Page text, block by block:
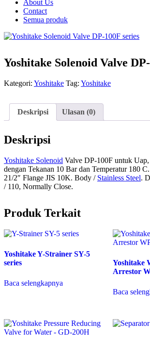
About Us
Contact
Semua produk
Yoshitake Solenoid Valve
Kategori: Yoshitake Tag: Yoshitake
Deskripsi Ulasan (0)
Deskripsi
Yoshitake Solenoid Valve DP-100F untuk
dengan Tekanan 10 Bar dan Temperatur 180
21/2″ Flange JIS 10K. Body / Stainless Steel.
/ 110, Normally Close.
Produk Terkait
Yoshitake Y-Strainer SY-5
series
Baca selengkapnya
Yoshitake
Arrestor
Baca